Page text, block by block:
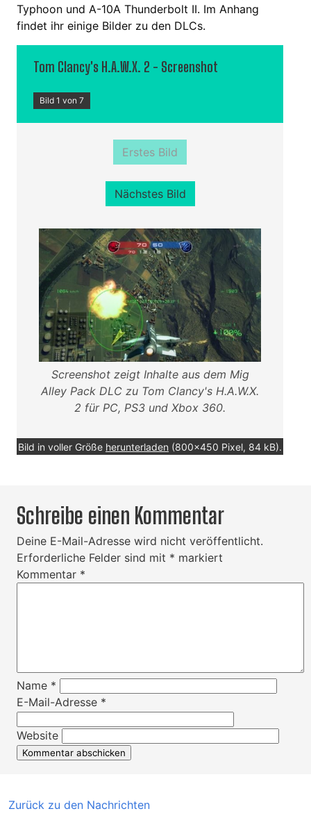
Typhoon und A-10A Thunderbolt II. Im Anhang
findet ihr einige Bilder zu den DLCs.
Tom Clancy's H.A.W.X. 2 - Screenshot
Bild 1 von 7
Erstes Bild
Nächstes Bild
Screenshot zeigt Inhalte aus dem Mig
Alley Pack DLC zu Tom Clancy's H.A.W.X.
2 für PC, PS3 und Xbox 360.
Bild in voller Größe herunterladen (800x450 Pixel, 84 kB).
Schreibe einen Kommentar
Deine E-Mail-Adresse wird nicht veröffentlicht.
Erforderliche Felder sind mit * markiert
Kommentar *
Name *
E-Mail-Adresse *
Website
Zurück zu den Nachrichten